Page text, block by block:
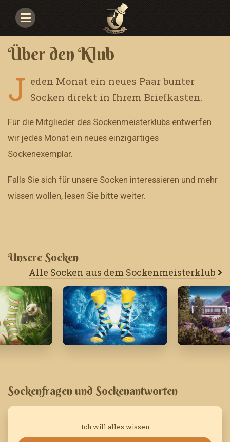
Navigace
Über den Klub
J eden Monat ein neues Paar bunter
Socken direkt in Ihrem Briefkasten.
Für die Mitglieder des Sockenmeisterklubs entwerfen
wir jedes Monat ein neues einzigartiges
Sockenexemplar.
Falls Sie sich für unsere Socken interessieren und mehr
wissen wollen, lesen Sie bitte weiter.
Unsere Socken
Alle Socken aus dem Sockenmeisterklub
Sockenfragen und Sockenantworten
Ich will alles wissen